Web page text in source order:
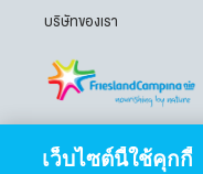
บริษัทของเรา
ติดตามเราได้ที่
เว็บไซต์นี้ใช้คุกกี้